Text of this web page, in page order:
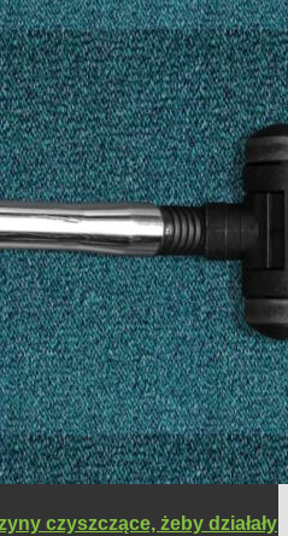
czyszczące, żeby działały